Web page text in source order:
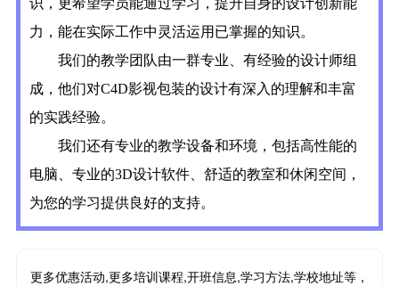
识，更希望学员能通过学习，提升自身的设计创新能
力，能在实际工作中灵活运用已掌握的知识。
我们的教学团队由一群专业、有经验的设计师组
成，他们对C4D影视包装的设计有深入的理解和丰富
的实践经验。
我们还有专业的教学设备和环境，包括高性能的
电脑、专业的3D设计软件、舒适的教室和休闲空间，
为您的学习提供良好的支持。
更多优惠活动,更多培训课程,开班信息,学习方法,学校地址等，